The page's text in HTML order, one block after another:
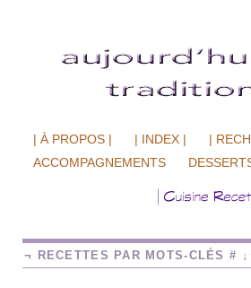
| À PROPOS | | INDEX | |
ACCOMPAGNEMENTS
¬ RECETTES PAR MOTS-CLÉS #